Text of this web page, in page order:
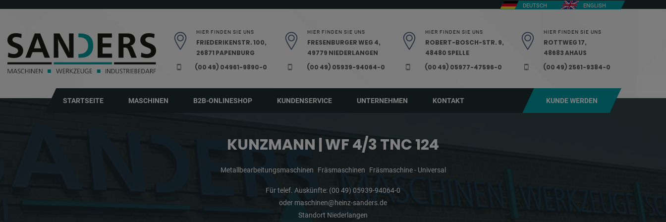
DEUTSCH ENGLISH
HIER FINDEN SIE UNS
FRIEDERIKENSTR. 100,
26871 PAPENBURG
(00 49) 04961-9890-0
HIER FINDEN SIE UNS
FRESENBURGER WEG 4,
49779 NIEDERLANGEN
(00 49) 05939-94064-0
HIER FINDEN SIE UNS
ROBERT-BOSCH-STR. 9,
48480 SPELLE
(00 49) 05977-47596-0
HIER FINDEN SIE UNS
ROTTWEG 17,
48683 AHAUS
(00 49) 2561-9384-0
STARTSEITE MASCHINEN B2B-ONLINESHOP KUNDENSERVICE UNTERNEHMEN KONTAKT KUNDE WERDEN
KUNZMANN | WF 4/3 TNC 124
Metallbearbeitungsmaschinen Fräsmaschinen Fräsmaschine - Universal
Für telef. Auskünfte: (00 49) 05939-94064-0
oder maschinen@heinz-sanders.de
Standort Niederlangen